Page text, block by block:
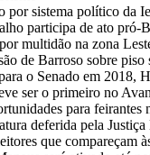
sistema político da
participa de ato pró-
multidão na zona
de Barroso sobre piso
o Senado em 2018,
ser o primeiro no
para feirantes
deferida pela
que compareçam